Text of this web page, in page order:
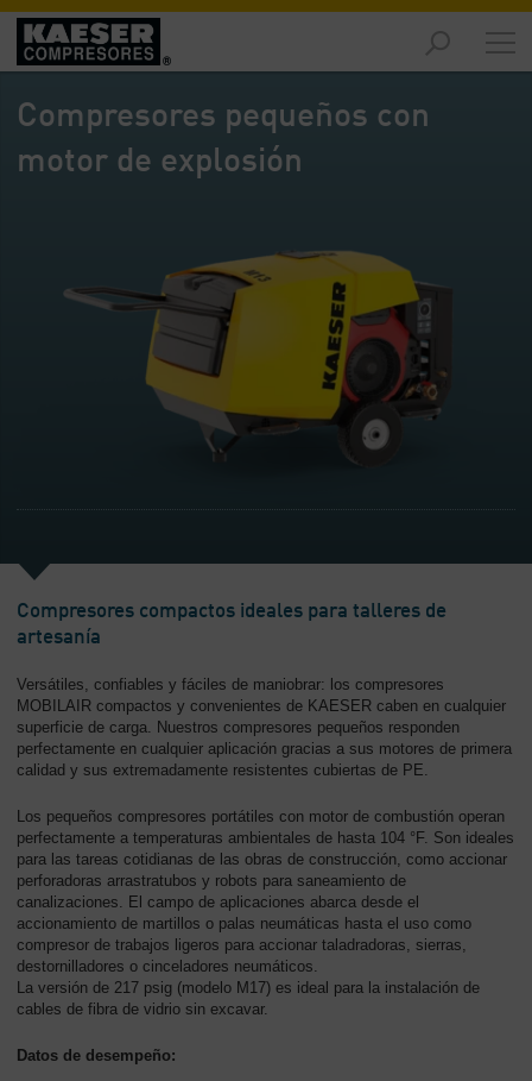
Productos
y
soluciones
Contenido
Contenido
Compresores pequeños con
motor de explosión
Compresores compactos ideales para talleres de
artesanía
Versátiles, confiables y fáciles de maniobrar: los compresores
MOBILAIR compactos y convenientes de KAESER caben en cualquier
superficie de carga. Nuestros compresores pequeños responden
perfectamente en cualquier aplicación gracias a sus motores de primera
calidad y sus extremadamente resistentes cubiertas de PE.
Los pequeños compresores portátiles con motor de combustión operan
perfectamente a temperaturas ambientales de hasta 104 °F. Son ideales
para las tareas cotidianas de las obras de construcción, como accionar
perforadoras arrastratubos y robots para saneamiento de
canalizaciones. El campo de aplicaciones abarca desde el
accionamiento de martillos o palas neumáticas hasta el uso como
compresor de trabajos ligeros para accionar taladradoras, sierras,
destornilladores o cinceladores neumáticos.
La versión de 217 psig (modelo M17) es ideal para la instalación de
cables de fibra de vidrio sin excavar.
Datos de desempeño: